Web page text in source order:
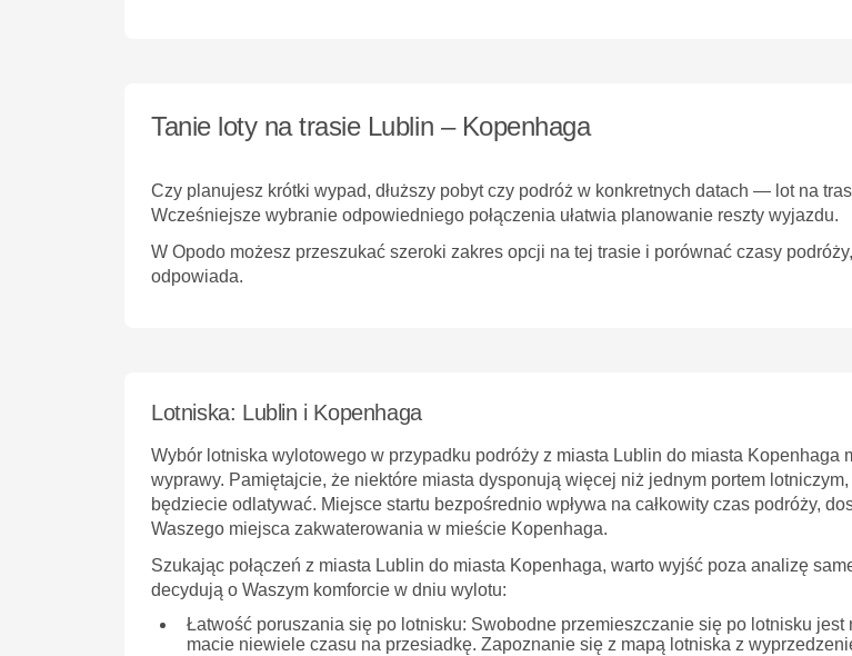
Tanie loty na trasie Lublin – Kopenhaga
Czy planujesz krótki wypad, dłuższy pobyt czy podróż w konkretnych datach — lot na
Wcześniejsze wybranie odpowiedniego połączenia ułatwia planowanie reszty wyjazdu.
W Opodo możesz przeszukać szeroki zakres opcji na tej trasie i porównać czasy
odpowiada.
Lotniska: Lublin i Kopenhaga
Wybór lotniska wylotowego w przypadku podróży z miasta Lublin do miasta Kopenhaga
wyprawy. Pamiętajcie, że niektóre miasta dysponują więcej niż jednym portem
będziecie odlatywać. Miejsce startu bezpośrednio wpływa na całkowity czas podróży,
Waszego miejsca zakwaterowania w mieście Kopenhaga.
Szukając połączeń z miasta Lublin do miasta Kopenhaga, warto wyjść poza analizę
decydują o Waszym komforcie w dniu wylotu:
Łatwość poruszania się po lotnisku: Swobodne przemieszczanie się po lotnisku
macie niewiele czasu na przesiadkę. Zapoznanie się z mapą lotniska z